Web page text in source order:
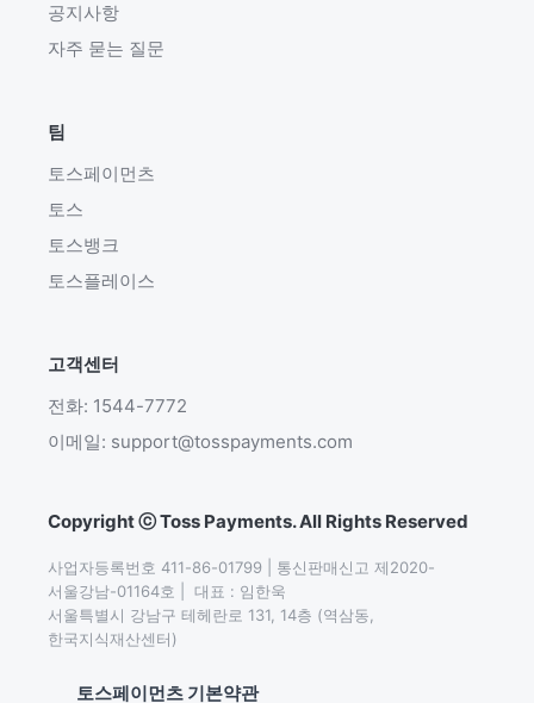
공지사항
자주 묻는 질문
팀
토스페이먼츠
토스
토스뱅크
토스플레이스
고객센터
전화: 1544-7772
이메일: support@tosspayments.com
Copyright ⓒ Toss Payments. All Rights Reserved
사업자등록번호 411-86-01799 | 통신판매신고 제2020-
서울강남-01164호 |  대표 : 임한욱
서울특별시 강남구 테헤란로 131, 14층 (역삼동,
한국지식재산센터)
토스페이먼츠 기본약관